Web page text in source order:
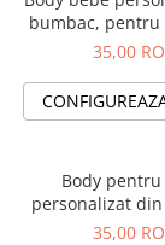
bumbac, pentru
baietel, cu nume
BPF5
35,00
Body
personalizat
Bunica ma
35,00